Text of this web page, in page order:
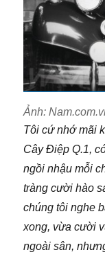
Ảnh:
Tôi cứ nhớ mãi
Cây Điệp Q.1,
ngồi nhậu mỗi
tràng cười hào
chúng tôi nghe
xong, vừa cười
ngoài sân,